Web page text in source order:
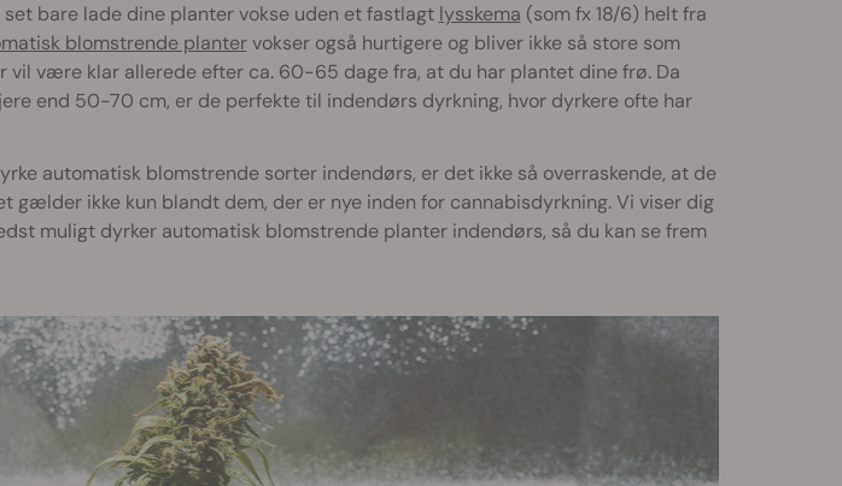
bare lade dine planter vokse uden et fastlagt lysskema (som fx 18/6) helt fra
blomstrende plantervokser også hurtigere og bliver ikke så store som
vil være klar allerede efter ca. 60-65 dage fra, at du har plantet dine frø. Da
end 50-70 cm, er de perfekte til indendørs dyrkning, hvor dyrkere ofte har
automatisk blomstrende sorter indendørs, er det ikke så overraskende, at de
gælder ikke kun blandt dem, der er nye inden for cannabisdyrkning. Vi viser dig
muligt dyrker automatisk blomstrende planter indendørs, så du kan se frem